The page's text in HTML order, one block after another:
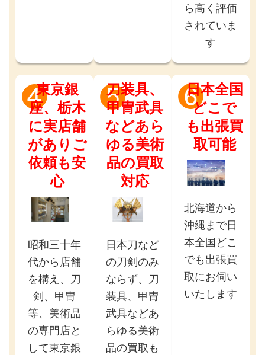
ら高く評価
されていま
す
❹東京銀
座、栃木
に実店舗
がありご
依頼も安
心
昭和三十年
代から店舗
を構え、刀
剣、甲冑
等、美術品
の専門店と
して東京銀
❺
刀装具、
甲冑武具
などあら
ゆる美術
品の買取
対応
日本刀など
の刀剣のみ
ならず、刀
装具、甲冑
武具などあ
らゆる美術
品の買取も
❻
日本全国
どこで
も出張買
取可能
北海道から
沖縄まで日
本全国どこ
でも出張買
取にお伺い
いたします